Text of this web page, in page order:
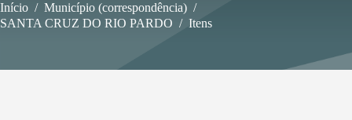
Início / Município (correspondência) /
SANTA CRUZ DO RIO PARDO / Itens